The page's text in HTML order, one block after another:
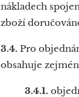
nákladech
zboží
3.4. Pro
obsahuje
3.4.1.